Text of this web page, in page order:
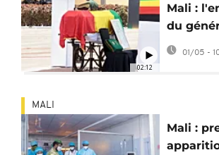
02:12
Mali :
du
Camara
01/05 -
MALI
Mali :